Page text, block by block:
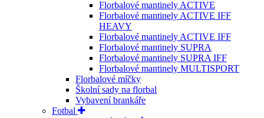
Florbalové mantinely ACTIVE
Florbalové mantinely ACTIVE IFF
HEAVY
Florbalové mantinely ACTIVE IFF
Florbalové mantinely SUPRA
Florbalové mantinely SUPRA IFF
Florbalové mantinely MULTISPORT
Florbalové míčky
Školní sady na florbal
Vybavení brankáře
Fotbal